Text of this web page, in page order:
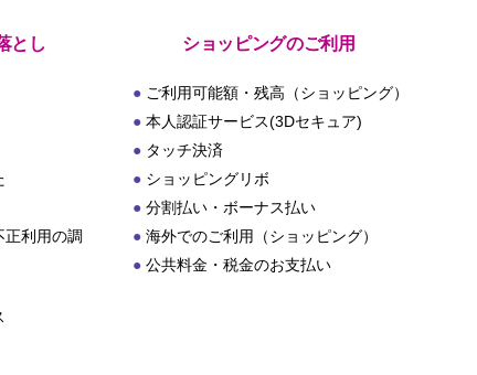
とし
利用の調
ショッピングのご利用
ご利用可能額・残高（ショッピング）
本人認証サービス(3Dセキュア)
タッチ決済
ショッピングリボ
分割払い・ボーナス払い
海外でのご利用（ショッピング）
公共料金・税金のお支払い